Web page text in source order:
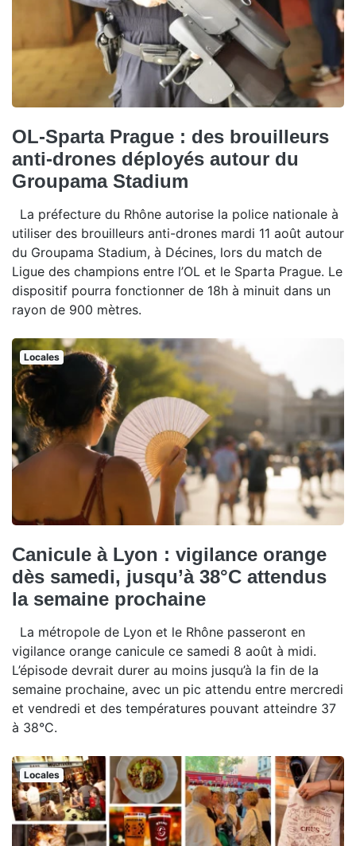
OL-Sparta Prague : des brouilleurs
anti-drones déployés autour du
Groupama Stadium
La préfecture du Rhône autorise la police nationale à
utiliser des brouilleurs anti-drones mardi 11 août autour
du Groupama Stadium, à Décines, lors du match de
Ligue des champions entre l’OL et le Sparta Prague. Le
dispositif pourra fonctionner de 18h à minuit dans un
rayon de 900 mètres.
Locales
Canicule à Lyon : vigilance orange
dès samedi, jusqu’à 38°C attendus
la semaine prochaine
La métropole de Lyon et le Rhône passeront en
vigilance orange canicule ce samedi 8 août à midi.
L’épisode devrait durer au moins jusqu’à la fin de la
semaine prochaine, avec un pic attendu entre mercredi
et vendredi et des températures pouvant atteindre 37
à 38°C.
Locales